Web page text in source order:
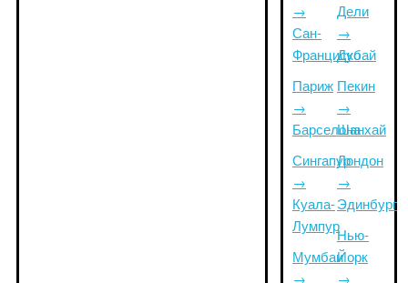
→
Сан-
Франциско
Париж
→
Барселона
Сингапур
→
Куала-
Лумпур
Мумбаи
→
Дели
→
Дубай
Пекин
→
Шанхай
Лондон
→
Эдинбург
Нью-
Йорк
→